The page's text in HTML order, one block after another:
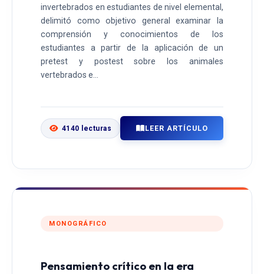
invertebrados en estudiantes de nivel elemental,
delimitó como objetivo general examinar la
comprensión y conocimientos de los
estudiantes a partir de la aplicación de un
pretest y postest sobre los animales
vertebrados e...
4140 lecturas LEER ARTÍCULO
MONOGRÁFICO
Pensamiento crítico en la era